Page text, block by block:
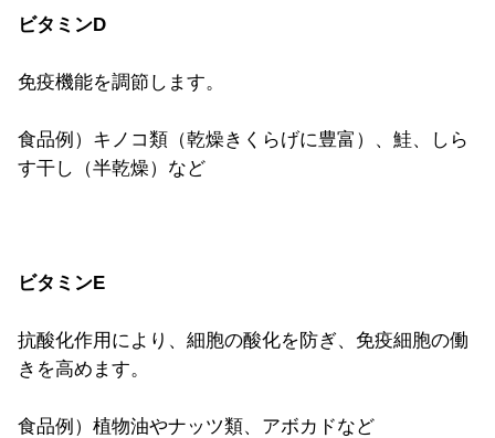
ビタミンD
免疫機能を調節します。
食品例）キノコ類（乾燥きくらげに豊富）、鮭、しら
す干し（半乾燥）など
ビタミンE
抗酸化作用により、細胞の酸化を防ぎ、免疫細胞の働
きを高めます。
食品例）植物油やナッツ類、アボカドなど